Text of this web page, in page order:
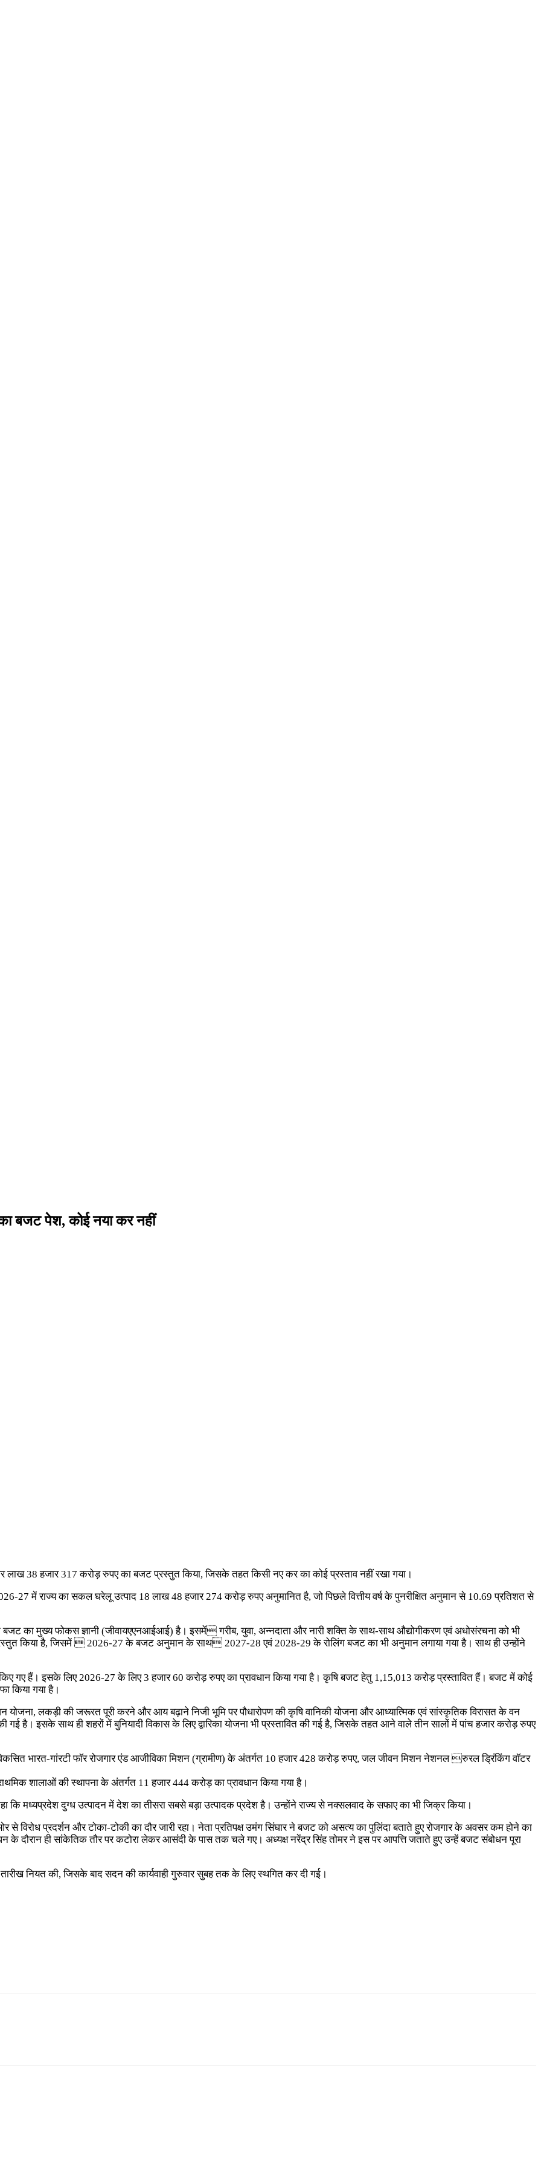
बजट पेश, कोई नया कर नहीं
लाख 38 हजार 317 करोड़ रुपए का बजट प्रस्तुत किया, जिसके तहत किसी नए कर का कोई प्रस्ताव नहीं रखा गया।
27 में राज्य का सकल घरेलू उत्पाद 18 लाख 48 हजार 274 करोड़ रुपए अनुमानित है, जो पिछले वित्तीय वर्ष के पुनरीक्षित अनुमान से 10.69 प्रतिशत से
का मुख्य फोकस ज्ञानी (जीवायएएनआईआई) है। इसमें गरीब, युवा, अन्नदाता और नारी शक्ति के साथ-साथ औद्योगीकरण एवं अधोसंरचना को भी
किया है, जिसमें  2026-27 के बजट अनुमान के साथ 2027-28 एवं 2028-29 के राेलिंग बजट का भी अनुमान लगाया गया है। साथ ही उन्होंने
गए हैं। इसके लिए 2026-27 के लिए 3 हजार 60 करोड़ रुपए का प्रावधान किया गया है। कृषि बजट हेतु 1,15,013 करोड़ प्रस्तावित हैं। बजट में कोई
किया गया है।
योजना, लकड़ी की जरूरत पूरी करने और आय बढ़ाने निजी भूमि पर पौधारोपण की कृषि वानिकी योजना और आध्यात्मिक एवं सांस्कृतिक विरासत के वन
है। इसके साथ ही शहरों में बुनियादी विकास के लिए द्वारिका योजना भी प्रस्तावित की गई है, जिसके तहत आने वाले तीन सालों में पांच हजार करोड़ रुपए
भारत-गांरटी फॉर रोजगार एंड आजीविका मिशन (ग्रामीण) के अंतर्गत 10 हजार 428 करोड़ रुपए, जल जीवन मिशन नेशनल रुरल ड्रिंकिंग वॉटर
शालाओं की स्थापना के अंतर्गत 11 हजार 444 करोड़ का प्रावधान किया गया है।
कि मध्यप्रदेश दुग्ध उत्पादन में देश का तीसरा सबसे बड़ा उत्पादक प्रदेश है। उन्होंने राज्य से नक्सलवाद के सफाए का भी जिक्र किया।
विरोध प्रदर्शन और टोका-टोकी का दौर जारी रहा। नेता प्रतिपक्ष उमंग सिंघार ने बजट को असत्य का पुलिंदा बताते हुए रोजगार के अवसर कम होने का
दौरान ही सांकेतिक तौर पर कटोरा लेकर आसंदी के पास तक चले गए। अध्यक्ष नरेंद्र सिंह तोमर ने इस पर आपत्ति जताते हुए उन्हें बजट संबोधन पूरा
नियत की, जिसके बाद सदन की कार्यवाही गुरुवार सुबह तक के लिए स्थगित कर दी गई।